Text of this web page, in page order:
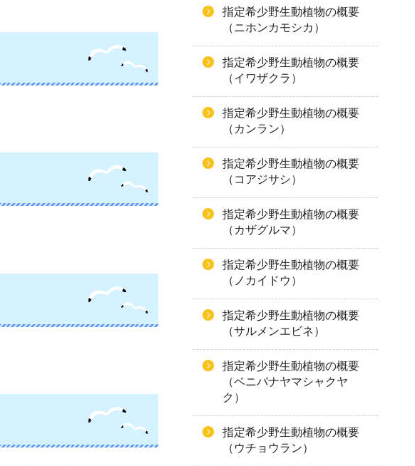
指定希少野生動植物の概要
（ニホンカモシカ）
指定希少野生動植物の概要
（イワザクラ）
指定希少野生動植物の概要
（カンラン）
指定希少野生動植物の概要
（コアジサシ）
指定希少野生動植物の概要
（カザグルマ）
指定希少野生動植物の概要
（ノカイドウ）
指定希少野生動植物の概要
（サルメンエビネ）
指定希少野生動植物の概要
（ベニバナヤマシャクヤ
ク）
指定希少野生動植物の概要
（ウチョウラン）